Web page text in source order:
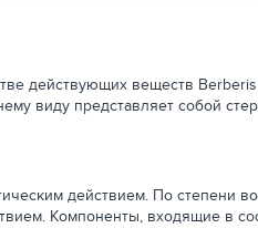
действующих веществ
виду представляет собой
действием. По степени
Компоненты, входящие в